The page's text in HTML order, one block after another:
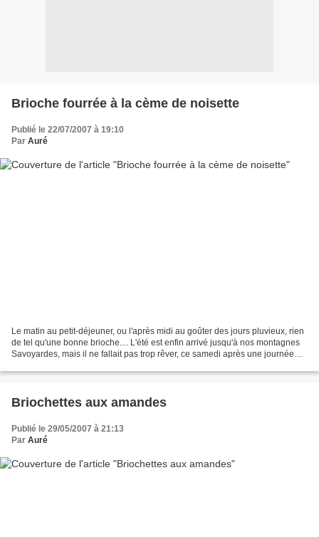
Brioche fourrée à la cème de noisette
Publié le 22/07/2007 à 19:10
Par Auré
Le matin au petit-déjeuner, ou l'après midi au goûter des jours pluvieux, rien
de tel qu'une bonne brioche.... L'été est enfin arrivé jusqu'à nos montagnes
Savoyardes, mais il ne fallait pas trop rêver, ce samedi après une journée
Briochettes aux amandes
Publié le 29/05/2007 à 21:13
Par Auré